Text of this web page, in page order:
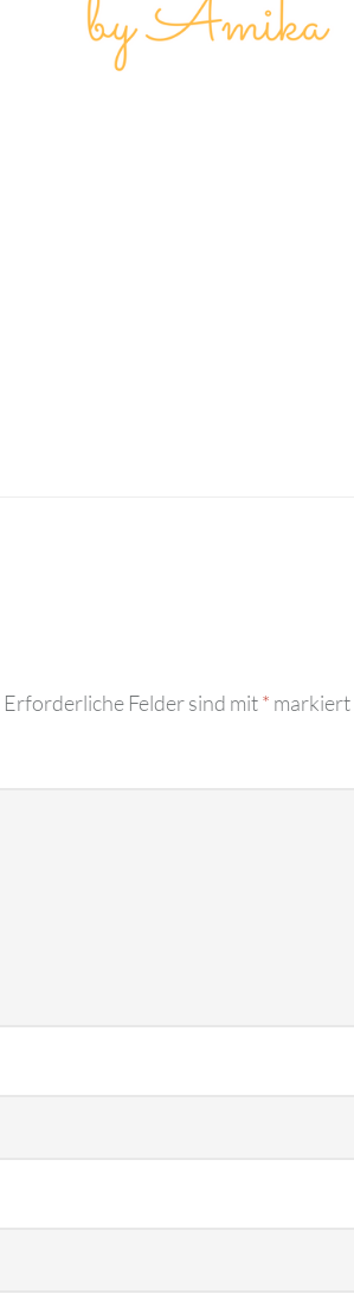
Erforderliche Felder sind mit* markiert